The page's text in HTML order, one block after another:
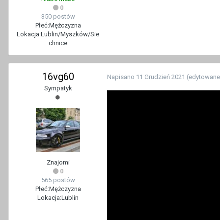
0
350 postów
Płeć:Mężczyzna
Lokacja:Lublin/Myszków/Sie
chnice
16vg60
Sympatyk
Znajomi
0
565 postów
Płeć:Mężczyzna
Lokacja:Lublin
Napisano 11 Grudzień 2021